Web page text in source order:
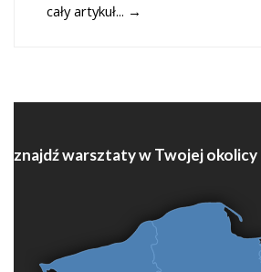
cały artykuł... →
znajdź warsztaty w Twojej okolicy